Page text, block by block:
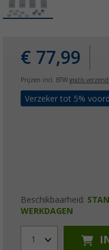
€ 77,99
Prijzen incl. BTW gratis
Verzeker tot 5%
Beschikbaarheid:
WERKDAGEN
1